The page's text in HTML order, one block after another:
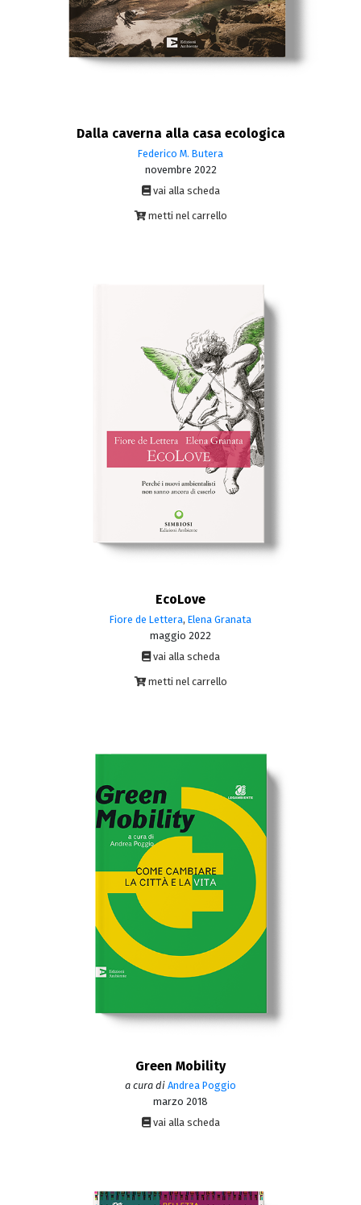
Dalla caverna alla casa ecologica
Federico M. Butera
novembre 2022
vai alla scheda
metti nel carrello
EcoLove
Fiore de Lettera, Elena Granata
maggio 2022
vai alla scheda
metti nel carrello
Green Mobility
a cura di Andrea Poggio
marzo 2018
vai alla scheda